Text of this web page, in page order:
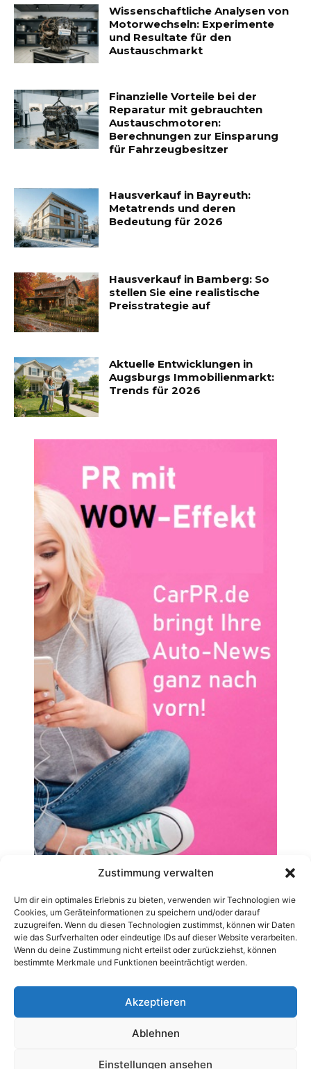
Zustimmung verwalten
Um dir ein optimales Erlebnis zu bieten, verwenden wir Technologien wie
Cookies, um Geräteinformationen zu speichern und/oder darauf
zuzugreifen. Wenn du diesen Technologien zustimmst, können wir Daten
wie das Surfverhalten oder eindeutige IDs auf dieser Website verarbeiten.
Wenn du deine Zustimmung nicht erteilst oder zurückziehst, können
bestimmte Merkmale und Funktionen beeinträchtigt werden.
Akzeptieren
Ablehnen
Einstellungen ansehen
Wissenschaftliche Analysen von
Motorwechseln: Experimente
und Resultate für den
Austauschmarkt
Finanzielle Vorteile bei der
Reparatur mit gebrauchten
Austauschmotoren:
Berechnungen zur Einsparung
für Fahrzeugbesitzer
Hausverkauf in Bayreuth:
Metatrends und deren
Bedeutung für 2026
Hausverkauf in Bamberg: So
stellen Sie eine realistische
Preisstrategie auf
Aktuelle Entwicklungen in
Augsburgs Immobilienmarkt:
Trends für 2026
Pressemitteilung veröffentlichen
Archiv-News